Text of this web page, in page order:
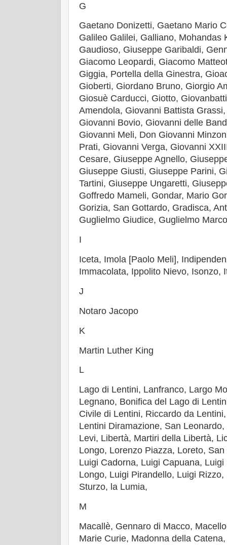
G
Gaetano Donizetti, Gaetano Mario
Galileo Galilei, Galliano, Mohandas
Gaudioso, Giuseppe Garibaldi,
Giacomo Leopardi, Giacomo
Giggia, Portella della Ginestra,
Gioberti, Giordano Bruno, Giorgio
Giosuè Carducci, Giotto,
Amendola, Giovanni Battista
Giovanni Bovio, Giovanni delle
Giovanni Meli, Don Giovanni
Prati, Giovanni Verga, Giovanni
Cesare, Giuseppe Agnello,
Giuseppe Giusti, Giuseppe Parini,
Tartini, Giuseppe Ungaretti,
Goffredo Mameli, Gondar, Mario
Gorizia, San Gottardo, Gradisca,
Guglielmo Giudice, Guglielmo
I
Iceta, Imola [Paolo Meli],
Immacolata, Ippolito Nievo, Isonzo,
J
Notaro Jacopo
K
Martin Luther King
L
Lago di Lentini, Lanfranco, Largo
Legnano, Bonifica del Lago di
Civile di Lentini, Riccardo da
Lentini Diramazione, San
Levi, Libertà, Martiri della Libertà,
Longo, Lorenzo Piazza, Loreto,
Luigi Cadorna, Luigi Capuana,
Longo, Luigi Pirandello, Luigi
Sturzo, la Lumia,
M
Macallè, Gennaro di Macco,
Marie Curie, Madonna della